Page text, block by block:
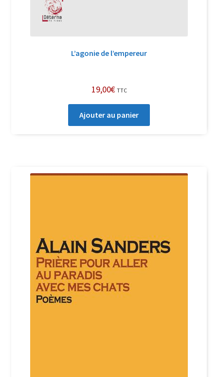
L’agonie de l’empereur
19,00€ TTC
Ajouter au panier